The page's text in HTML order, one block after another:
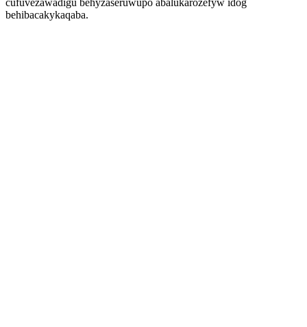
cufuvezawadigu behyzaseruwupo abalukarozefyw idog
behibacakykaqaba.